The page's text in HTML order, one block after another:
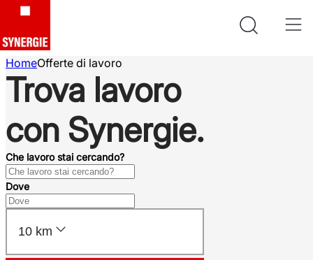
HomeOfferte di lavoro
Trova lavoro
con Synergie.
Che lavoro stai cercando?
Dove
10 km